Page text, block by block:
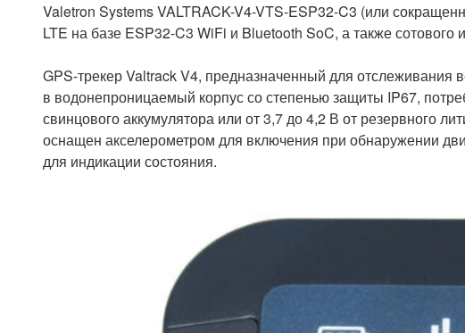
Valetron Systems VALTRACK-V4-VTS-ESP32-C3 (или
LTE на базе ESP32-C3 WiFi и Bluetooth SoC, а также
GPS-трекер Valtrack V4, предназначенный для отслеживания
в водонепроницаемый корпус со степенью защиты IP67,
свинцового аккумулятора или от 3,7 до 4,2 В от резервного
оснащен акселерометром для включения при обнаружении
для индикации состояния.